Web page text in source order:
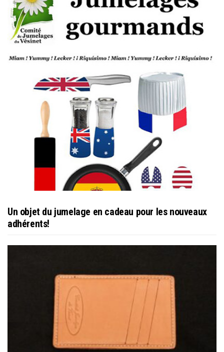
Un objet du jumelage en cadeau pour les nouveaux
adhérents!